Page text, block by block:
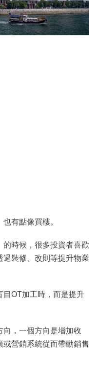
有點像買樓。
的時候，很多投資者喜歡
過裝修、改則等提升物業
目OT加工時，而是提升
向，一個方向是增加收
或營銷系統從而帶動銷售